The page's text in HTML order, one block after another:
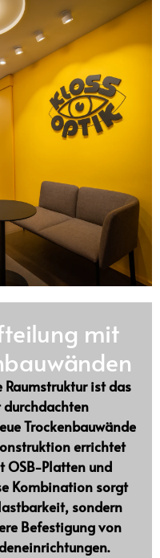
mit
ist das
durchdachten
Trockenbauwände
errichtet
OSB-Platten und
Kombination sorgt
, sondern
Befestigung von
.